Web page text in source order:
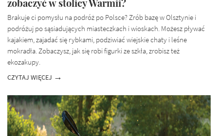
zobaczyć w stolicy Warmii?
Brakuje ci pomysłu na podróż po Polsce? Zrób bazę w Olsztynie i
podróżuj po sąsiadujących miasteczkach i wioskach. Możesz pływać
kajakiem, zajadać się rybkami, podziwiać wiejskie chaty i leśne
mokradła. Zobaczysz, jak się robi figurki ze szkła, zrobisz też
ekozakupy.
CZYTAJ WIĘCEJ